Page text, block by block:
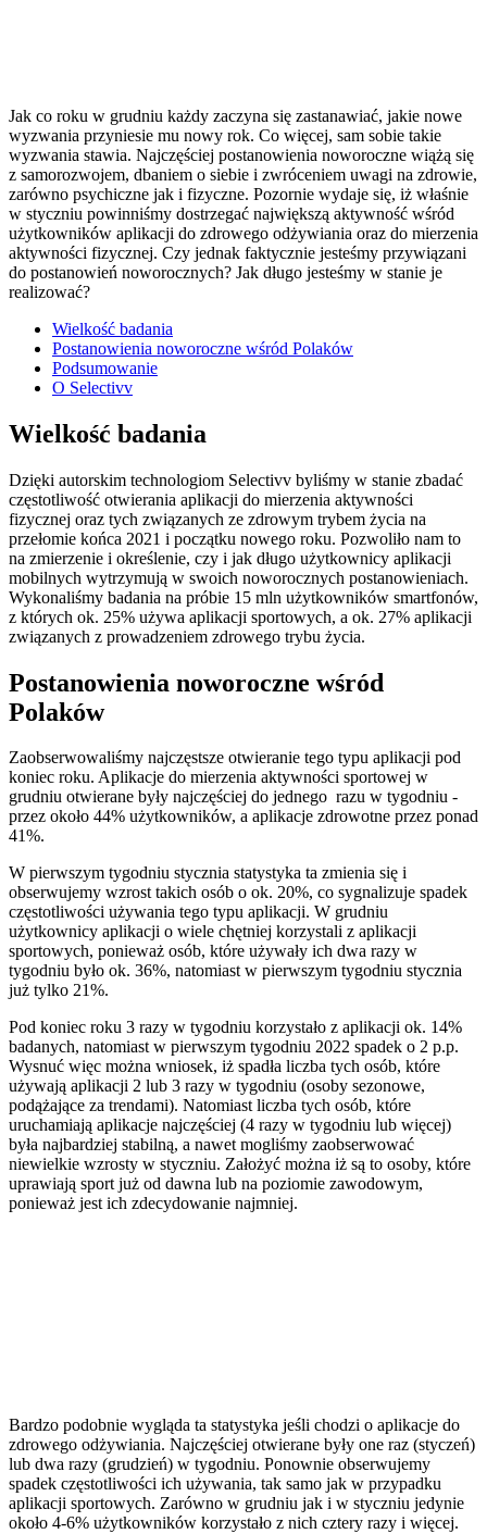
Jak co roku w grudniu każdy zaczyna się zastanawiać, jakie nowe
wyzwania przyniesie mu nowy rok. Co więcej, sam sobie takie
wyzwania stawia. Najczęściej postanowienia noworoczne wiążą się
z samorozwojem, dbaniem o siebie i zwróceniem uwagi na zdrowie,
zarówno psychiczne jak i fizyczne. Pozornie wydaje się, iż właśnie
w styczniu powinniśmy dostrzegać największą aktywność wśród
użytkowników aplikacji do zdrowego odżywiania oraz do mierzenia
aktywności fizycznej. Czy jednak faktycznie jesteśmy przywiązani
do postanowień noworocznych? Jak długo jesteśmy w stanie je
realizować?
Wielkość badania
Postanowienia noworoczne wśród Polaków
Podsumowanie
O Selectivv
Wielkość badania
Dzięki autorskim technologiom Selectivv byliśmy w stanie zbadać
częstotliwość otwierania aplikacji do mierzenia aktywności
fizycznej oraz tych związanych ze zdrowym trybem życia na
przełomie końca 2021 i początku nowego roku. Pozwoliło nam to
na zmierzenie i określenie, czy i jak długo użytkownicy aplikacji
mobilnych wytrzymują w swoich noworocznych postanowieniach.
Wykonaliśmy badania na próbie 15 mln użytkowników smartfonów,
z których ok. 25% używa aplikacji sportowych, a ok. 27% aplikacji
związanych z prowadzeniem zdrowego trybu życia.
Postanowienia noworoczne wśród
Polaków
Zaobserwowaliśmy najczęstsze otwieranie tego typu aplikacji pod
koniec roku. Aplikacje do mierzenia aktywności sportowej w
grudniu otwierane były najczęściej do jednego razu w tygodniu -
przez około 44% użytkowników, a aplikacje zdrowotne przez ponad
41%.
W pierwszym tygodniu stycznia statystyka ta zmienia się i
obserwujemy wzrost takich osób o ok. 20%, co sygnalizuje spadek
częstotliwości używania tego typu aplikacji. W grudniu
użytkownicy aplikacji o wiele chętniej korzystali z aplikacji
sportowych, ponieważ osób, które używały ich dwa razy w
tygodniu było ok. 36%, natomiast w pierwszym tygodniu stycznia
już tylko 21%.
Pod koniec roku 3 razy w tygodniu korzystało z aplikacji ok. 14%
badanych, natomiast w pierwszym tygodniu 2022 spadek o 2 p.p.
Wysnuć więc można wniosek, iż spadła liczba tych osób, które
używają aplikacji 2 lub 3 razy w tygodniu (osoby sezonowe,
podążające za trendami). Natomiast liczba tych osób, które
uruchamiają aplikacje najczęściej (4 razy w tygodniu lub więcej)
była najbardziej stabilną, a nawet mogliśmy zaobserwować
niewielkie wzrosty w styczniu. Założyć można iż są to osoby, które
uprawiają sport już od dawna lub na poziomie zawodowym,
ponieważ jest ich zdecydowanie najmniej.
Bardzo podobnie wygląda ta statystyka jeśli chodzi o aplikacje do
zdrowego odżywiania. Najczęściej otwierane były one raz (styczeń)
lub dwa razy (grudzień) w tygodniu. Ponownie obserwujemy
spadek częstotliwości ich używania, tak samo jak w przypadku
aplikacji sportowych. Zarówno w grudniu jak i w styczniu jedynie
około 4-6% użytkowników korzystało z nich cztery razy i więcej.